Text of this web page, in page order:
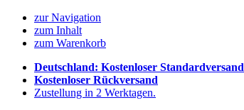
zur Navigation
zum Inhalt
zum Warenkorb
Deutschland: Kostenloser Standardversand
Kostenloser Rückversand
Zustellung in 2 Werktagen.